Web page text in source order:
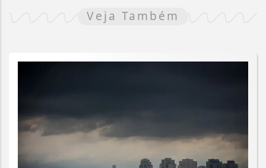
Veja Também